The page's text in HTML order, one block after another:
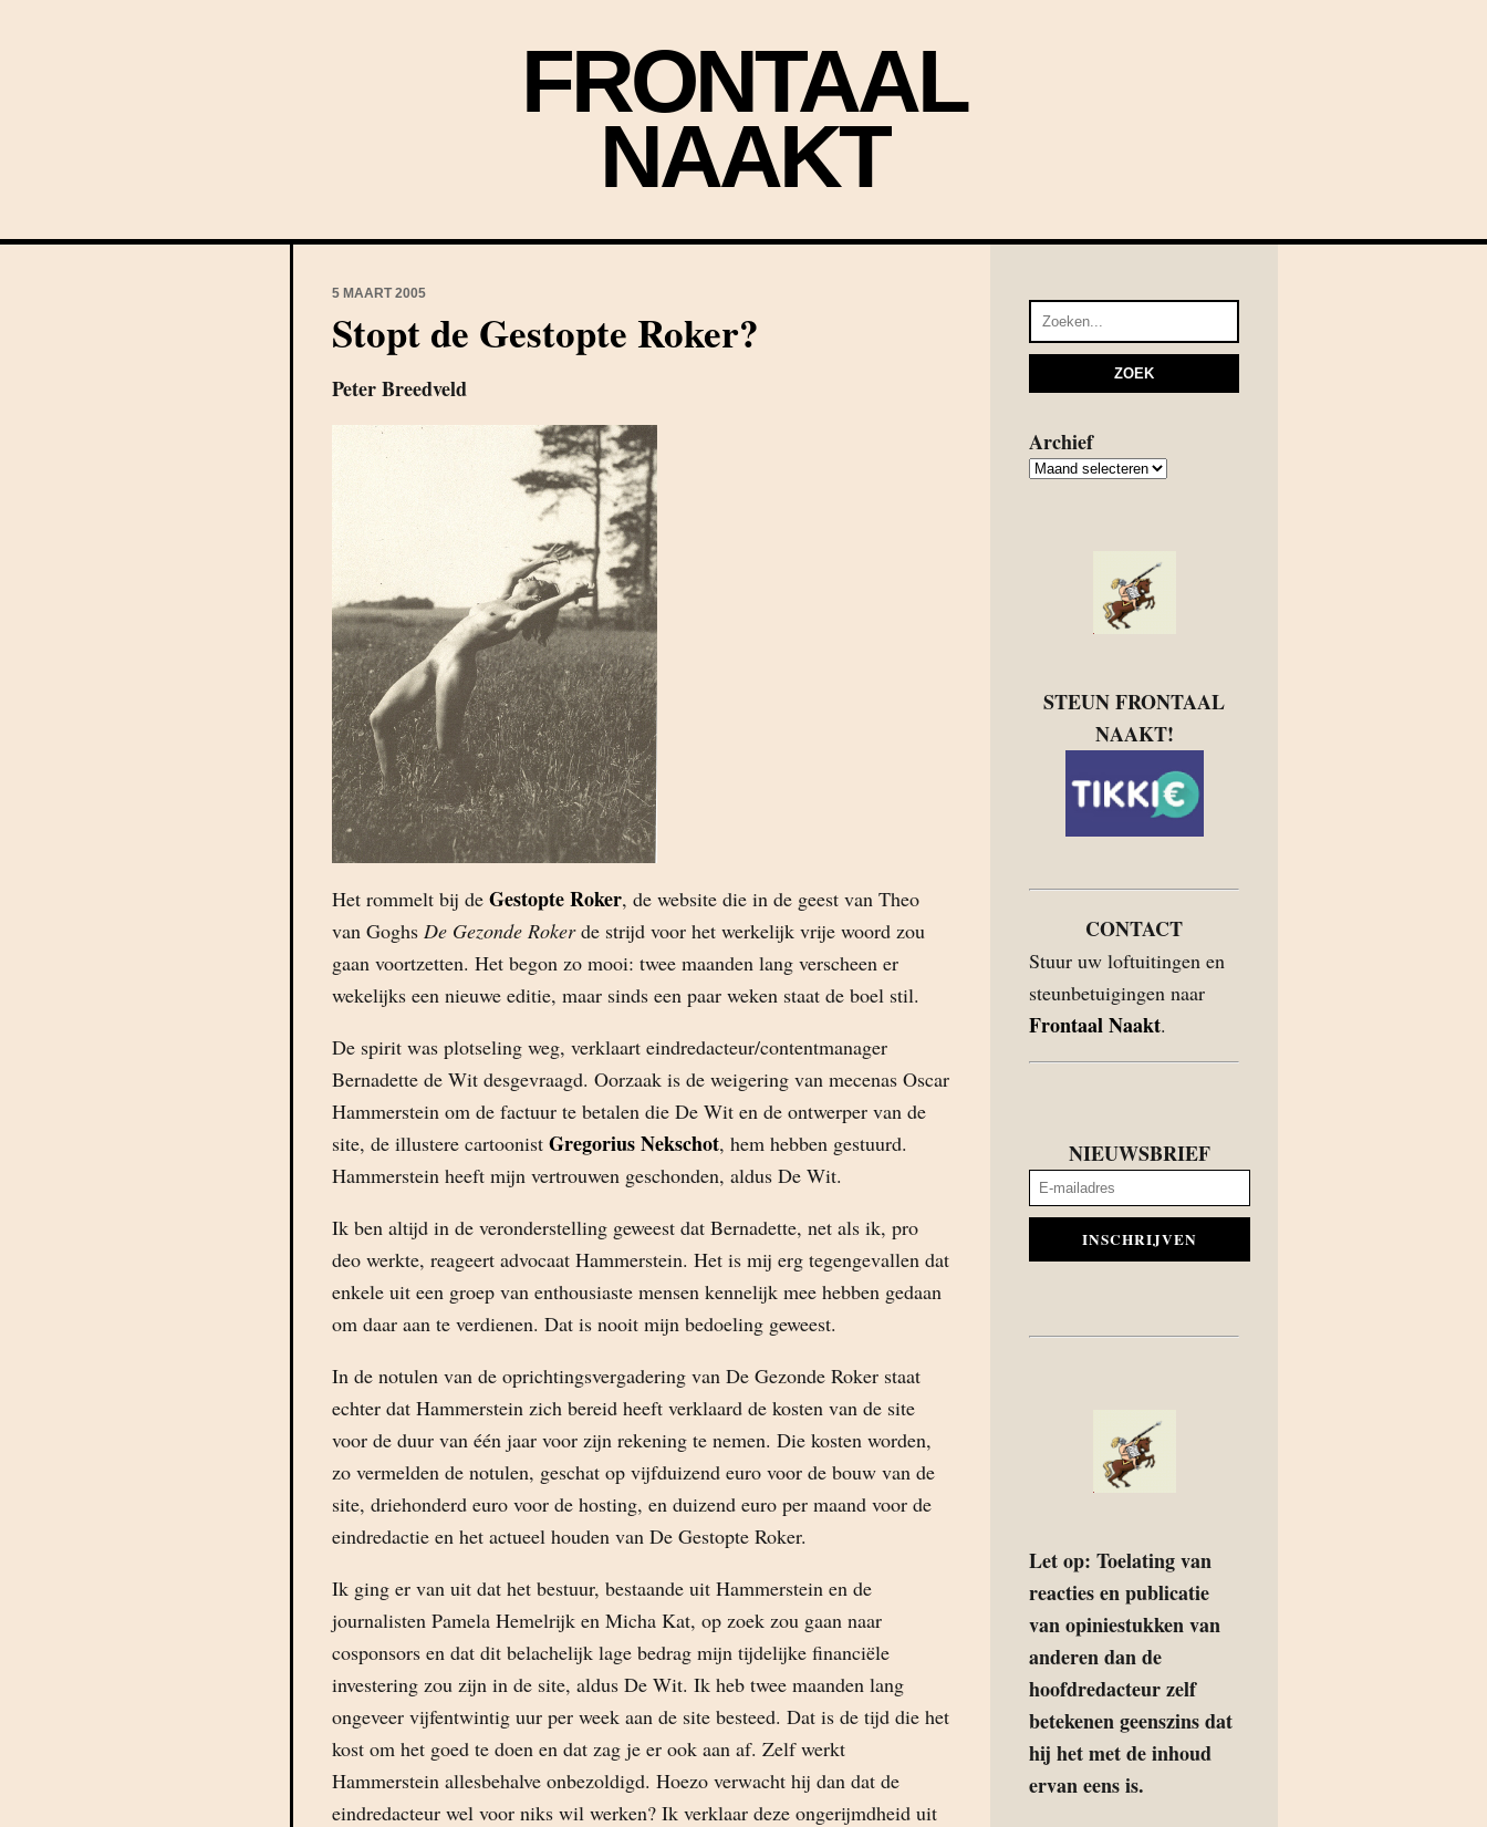
FRONTAAL
NAAKT
5 MAART 2005
Stopt de Gestopte Roker?
Peter Breedveld
Het rommelt bij de Gestopte Roker, de website die in de geest van Theo
van Goghs De Gezonde Rokerde strijd voor het werkelijk vrije woord zou
gaan voortzetten. Het begon zo mooi: twee maanden lang verscheen er
wekelijks een nieuwe editie, maar sinds een paar weken staat de boel stil.
De spirit was plotseling weg, verklaart eindredacteur/contentmanager
Bernadette de Wit desgevraagd. Oorzaak is de weigering van mecenas Oscar
Hammerstein om de factuur te betalen die De Wit en de ontwerper van de
site, de illustere cartoonist Gregorius Nekschot, hem hebben gestuurd.
Hammerstein heeft mijn vertrouwen geschonden, aldus De Wit.
Ik ben altijd in de veronderstelling geweest dat Bernadette, net als ik, pro
deo werkte, reageert advocaat Hammerstein. Het is mij erg tegengevallen dat
enkele uit een groep van enthousiaste mensen kennelijk mee hebben gedaan
om daar aan te verdienen. Dat is nooit mijn bedoeling geweest.
In de notulen van de oprichtingsvergadering van De Gezonde Roker staat
echter dat Hammerstein zich bereid heeft verklaard de kosten van de site
voor de duur van één jaar voor zijn rekening te nemen. Die kosten worden,
zo vermelden de notulen, geschat op vijfduizend euro voor de bouw van de
site, driehonderd euro voor de hosting, en duizend euro per maand voor de
eindredactie en het actueel houden van De Gestopte Roker.
Ik ging er van uit dat het bestuur, bestaande uit Hammerstein en de
journalisten Pamela Hemelrijk en Micha Kat, op zoek zou gaan naar
cosponsors en dat dit belachelijk lage bedrag mijn tijdelijke financiële
investering zou zijn in de site, aldus De Wit. Ik heb twee maanden lang
ongeveer vijfentwintig uur per week aan de site besteed. Dat is de tijd die het
kost om het goed te doen en dat zag je er ook aan af. Zelf werkt
Hammerstein allesbehalve onbezoldigd. Hoezo verwacht hij dan dat de
eindredacteur wel voor niks wil werken? Ik verklaar deze ongerijmdheid uit
Archief
Archief
STEUN FRONTAAL
NAAKT!
CONTACT
Stuur uw loftuitingen en
steunbetuigingen naar
Frontaal Naakt.
NIEUWSBRIEF
INSCHRIJVEN
Let op: Toelating van
reacties en publicatie
van opiniestukken van
anderen dan de
hoofdredacteur zelf
betekenen geenszins dat
hij het met de inhoud
ervan eens is.